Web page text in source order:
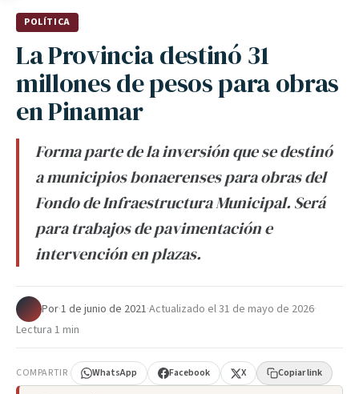
POLÍTICA
La Provincia destinó 31
millones de pesos para obras
en Pinamar
Forma parte de la inversión que se destinó
a municipios bonaerenses para obras del
Fondo de Infraestructura Municipal. Será
para trabajos de pavimentación e
intervención en plazas.
Por·1 de junio de 2021·Actualizado el31 de mayo de 2026·
Lectura 1 min
COMPARTIR WhatsApp Facebook X Copiar link